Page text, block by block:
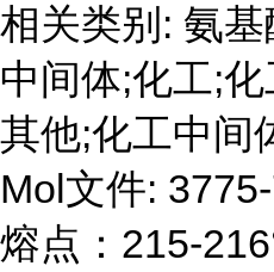
相关类别: 氨
中间体;化工;
其他;化工中间
Mol文件:
熔点：215-